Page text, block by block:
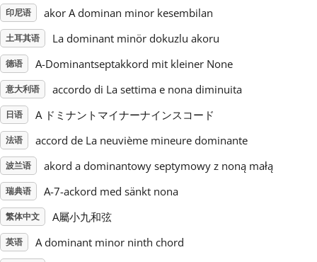
Svenska
Tiếng Việt
简体中文
繁體中文
印尼语 akor A dominan minor kesembilan
土耳其语 La dominant minör dokuzlu akoru
德语 A-Dominantseptakkord mit kleiner None
意大利语 accordo di La settima e nona diminuita
日语 A ドミナントマイナーナインスコード
法语 accord de La neuvième mineure dominante
波兰语 akord a dominantowy septymowy z noną małą
瑞典语 A-7-ackord med sänkt nona
繁体中文 A屬小九和弦
英语 A dominant minor ninth chord